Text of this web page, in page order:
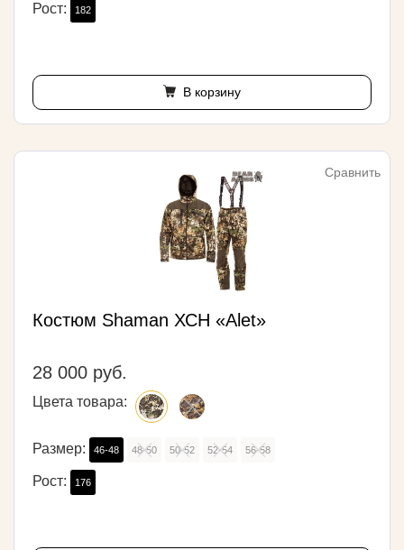
Рост: 182
В корзину
Сравнить
Костюм Shaman ХСН «Alet»
28 000 руб.
Цвета товара:
Размер: 46-48 48-50 50-52 52-54 56-58
Рост: 176